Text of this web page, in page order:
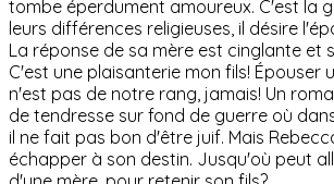
tombe éperdument amoureux. C'est la
leurs différences religieuses, il désire
La réponse de sa mère est cinglante et
C'est une plaisanterie mon fils! Épouser
n'est pas de notre rang, jamais! Un
de tendresse sur fond de guerre où
il ne fait pas bon d'être juif. Mais
échapper à son destin. Jusqu'où peut